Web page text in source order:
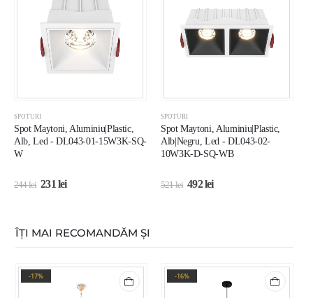
SPOTURI
Spot Maytoni, Aluminiu|Plastic,
Alb, Led - DL043-01-15W3K-SQ-
W
244lei 231lei
SPOTURI
Spot Maytoni, Aluminiu|Plastic,
Alb|Negru, Led - DL043-02-
10W3K-D-SQ-WB
521lei 492lei
ÎȚI MAI RECOMANDĂM ȘI
-17% -16%